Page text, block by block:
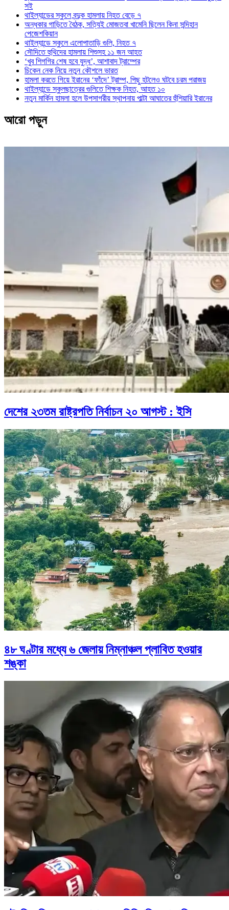
সই
থাইল্যান্ডের স্কুলে বন্দুক হামলায় নিহত বেড়ে ৭
অন্ধকার গাড়িতে বৈঠক, সত্যিই মোজতবা খামেনি ছিলেন কিনা সন্দিহান
পেজেশকিয়ান
থাইল্যান্ডে স্কুলে এলোপাতাড়ি গুলি, নিহত ৭
সৌদিতে হুথিদের হামলায় শিশুসহ ১১ জন আহত
‘খুব শিগগির শেষ হবে যুদ্ধ’, আশাবাদ ট্রাম্পের
চিকেন নেক নিয়ে নতুন কৌশলে ভারত
হামলা করতে গিয়ে ইরানের ‘ফাঁদে’ ট্রাম্প, পিছু হটলেও ঘটবে চরম পরাজয়
থাইল্যান্ডে স্কুলছাত্রের গুলিতে শিক্ষক নিহত, আহত ১০
নতুন মার্কিন হামলা হলে উপসাগরীয় স্থাপনায় পাল্টা আঘাতের হুঁশিয়ারি ইরানের
আরো পড়ুন
দেশের ২৩তম রাষ্ট্রপতি নির্বাচন ২০ আগস্ট : ইসি
৪৮ ঘণ্টার মধ্যে ৬ জেলায় নিম্নাঞ্চল প্লাবিত হওয়ার
শঙ্কা